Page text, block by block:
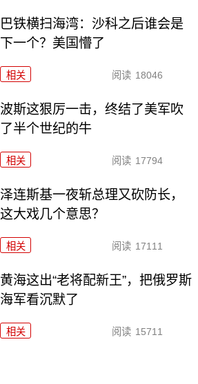
巴铁横扫海湾：沙科之后谁会是
下一个？美国懵了
相关 阅读 18046
波斯这狠厉一击，终结了美军吹
了半个世纪的牛
相关 阅读 17794
泽连斯基一夜斩总理又砍防长，
这大戏几个意思？
相关 阅读 17111
黄海这出“老将配新王”，把俄罗斯
海军看沉默了
相关 阅读 15711